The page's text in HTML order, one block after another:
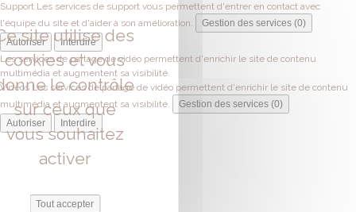
Support Les services de support vous permettent d'entrer en contact avec
l'équipe du site et d'aider à son amélioration.
Gestion des services (0)
Autoriser
Interdire
Les services de partage de vidéo permettent d'enrichir le site de contenu
multimédia et augmentent sa visibilité.
Vidéos Les services de partage de vidéo permettent d'enrichir le site de contenu
multimédia et augmentent sa visibilité.
Gestion des services (0)
Autoriser
Interdire
site utilise des
cookies et vous
le contrôle
sur ceux que
vous souhaitez
activer
Tout accepter